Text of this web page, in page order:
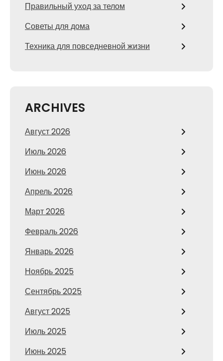
Правильный уход за телом
Советы для дома
Техника для повседневной жизни
ARCHIVES
Август 2026
Июль 2026
Июнь 2026
Апрель 2026
Март 2026
Февраль 2026
Январь 2026
Ноябрь 2025
Сентябрь 2025
Август 2025
Июль 2025
Июнь 2025